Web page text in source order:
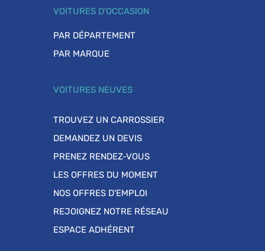
VOITURES D'OCCASION
PAR DÉPARTEMENT
PAR MARQUE
VOITURES NEUVES
TROUVEZ UN CARROSSIER
DEMANDEZ UN DEVIS
PRENEZ RENDEZ-VOUS
LES OFFRES DU MOMENT
NOS OFFRES D'EMPLOI
REJOIGNEZ NOTRE RÉSEAU
ESPACE ADHÉRENT